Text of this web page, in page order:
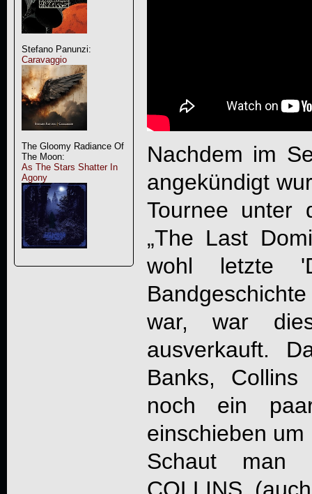
Stefano Panunzi:
Caravaggio
The Gloomy Radiance Of
The Moon:
As The Stars Shatter In
Agony
Nachdem im
angekündigt
Tournee unter
„The Last
wohl letzte
war, war
ausverkauft.
Banks,
noch ein
einschieben
Schaut man